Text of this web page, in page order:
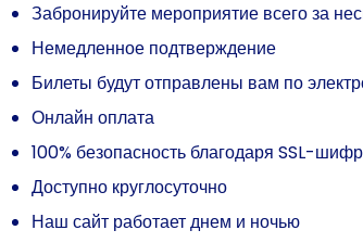
Забронируйте мероприятие всего за
Немедленное подтверждение
Билеты будут отправлены вам по
Онлайн оплата
100% безопасность благодаря SSL-
Доступно круглосуточно
Наш сайт работает днем и ночью